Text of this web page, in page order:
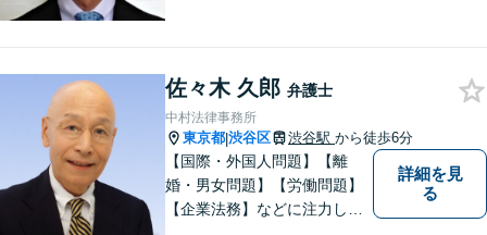
に明るい未来を描いていきま
しょう！【恵比寿駅7分】【地
域密着型の法律事務所】
佐々木 久郎 弁護士
中村法律事務所
東京都|渋谷区 渋谷駅 から徒歩6分
【国際・外国人問題】【離
婚・男女問題】【労働問題】
【企業法務】などに注力して
詳細を見
る